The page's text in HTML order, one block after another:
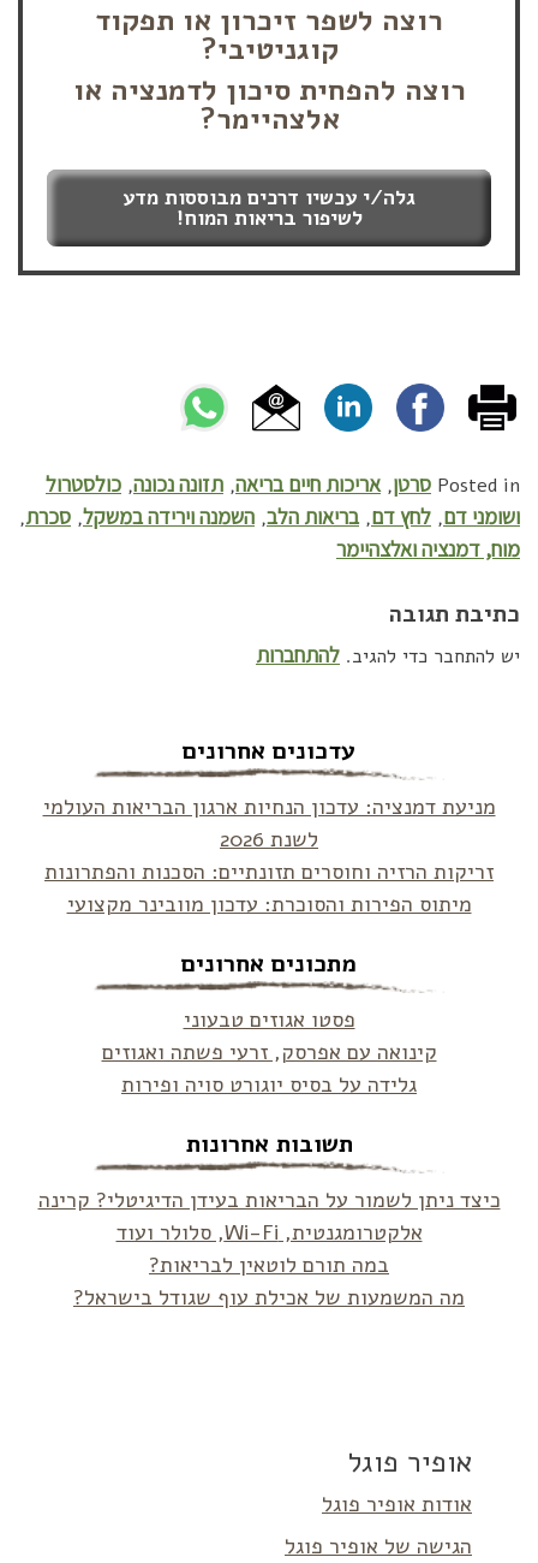
רוצה לשפר זיכרון או תפקוד
קוגניטיבי?
רוצה להפחית סיכון לדמנציה או
אלצהיימר?
גלה/י עכשיו דרכים מבוססות מדע
לשיפור בריאות המוח!
Posted in סרטן,אריכות חיים בריאה, תזונה נכונה, כולסטרול
ושומני דם, לחץ דם,בריאות הלב, השמנה וירידה במשקל, סכרת,
מוח, דמנציה ואלצהיימר
כתיבת תגובה
יש להתחבר כדי להגיב. להתחברות
עדכונים אחרונים
מניעת דמנציה: עדכון הנחיות ארגון הבריאות העולמי
לשנת 2026
זריקות הרזיה וחוסרים תזונתיים: הסכנות והפתרונות
מיתוס הפירות והסוכרת: עדכון מוובינר מקצועי
מתכונים אחרונים
פסטו אגוזים טבעוני
קינואה עם אפרסק, זרעי פשתה ואגוזים
גלידה על בסיס יוגורט סויה ופירות
תשובות אחרונות
כיצד ניתן לשמור על הבריאות בעידן הדיגיטלי? קרינה
אלקטרומגנטית, Wi-Fi, סלולר ועוד
במה תורם לוטאין לבריאות?
מה המשמעות של אכילת עוף שגודל בישראל?
אופיר פוגל
אודות אופיר פוגל
הגישה של אופיר פוגל